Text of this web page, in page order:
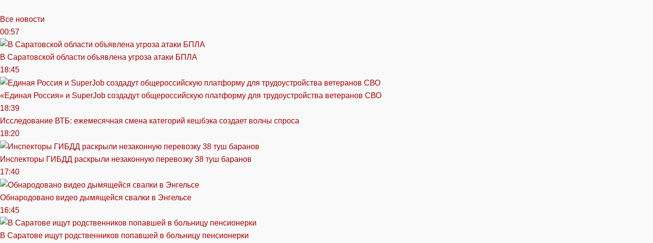
Все новости
00:57
В Саратовской области объявлена угроза атаки БПЛА
18:45
«Единая Россия» и SuperJob создадут общероссийскую платформу для трудоустройства ветеранов СВО
18:39
Исследование ВТБ: ежемесячная смена категорий кешбэка создает волны спроса
18:20
Инспекторы ГИБДД раскрыли незаконную перевозку 38 туш баранов
17:40
Обнародовано видео дымящейся свалки в Энгельсе
16:45
В Саратове ищут родственников попавшей в больницу пенсионерки